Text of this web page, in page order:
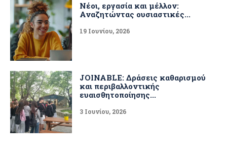
Νέοι, εργασία και μέλλον:
Αναζητώντας ουσιαστικές...
19 Ιουνίου, 2026
JOINABLE: Δράσεις καθαρισμού
και περιβαλλοντικής
ευαισθητοποίησης...
3 Ιουνίου, 2026